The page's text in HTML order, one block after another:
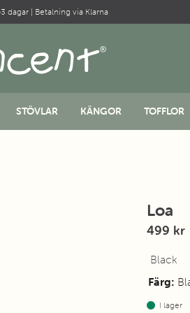
dagar | Betalning via Klarna
STÖVLAR KÄNGOR TOFFLOR
Loa
499 kr
Black
Färg:
I lager